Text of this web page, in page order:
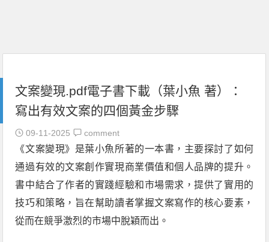
文案變現.pdf電子書下載（葉小魚 著）：
寫出有效文案的四個黃金步驟
09-11-2025 comment
《文案變現》是葉小魚所著的一本書，主要探討了如何
通過有效的文案創作實現商業價值和個人品牌的提升。
書中結合了作者的實踐經驗和市場需求，提供了實用的
技巧和策略，旨在幫助讀者掌握文案寫作的核心要素，
從而在競爭激烈的市場中脫穎而出。